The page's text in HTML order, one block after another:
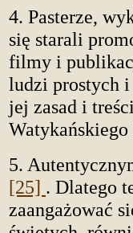
4. Pasterze,
się starali
filmy i
ludzi prostych
jej zasad i
5.
[25] . Dlatego
zaangażować